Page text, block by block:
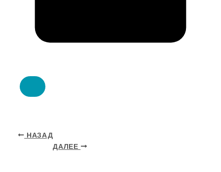
НАЗАД
ДАЛЕЕ